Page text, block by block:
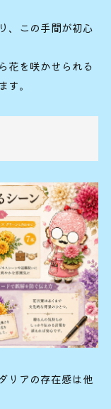
、この手間が初心
花を咲かせられる
。
リアの存在感は他